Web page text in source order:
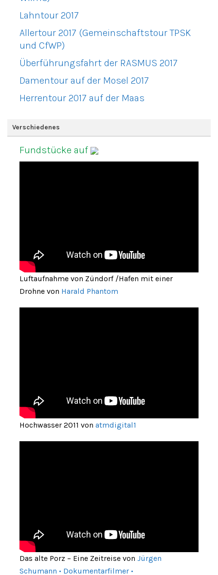
Lahntour 2017
Allertour 2017 (Gemeinschaftstour TPSK
und CfWP)
Überführungsfahrt der RASMUS 2017
Damentour auf der Mosel 2017
Herrentour 2017 auf der Maas
Verschiedenes
Fundstücke auf
Luftaufnahme von Zündorf /Hafen mit einer
Drohne von Harald Phantom
Hochwasser 2011 von atmdigital1
Das alte Porz – Eine Zeitreise von Jürgen
Schumann • Dokumentarfilmer •